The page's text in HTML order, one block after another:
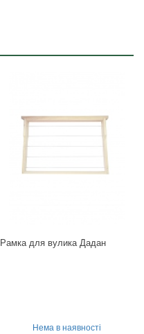
Рамка для вулика Дадан
Нема в наявності